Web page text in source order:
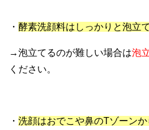
・ 酵素洗顔料はしっかりと泡立
→泡立てるのが難しい場合は泡
ください。
・ 洗顔はおでこや鼻のTゾーンか